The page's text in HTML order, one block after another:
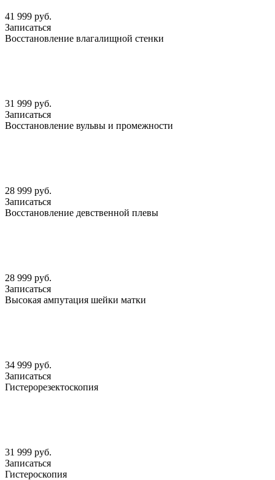
41 999 руб.
Записаться
Восстановление влагалищной стенки
31 999 руб.
Записаться
Восстановление вульвы и промежности
28 999 руб.
Записаться
Восстановление девственной плевы
28 999 руб.
Записаться
Высокая ампутация шейки матки
34 999 руб.
Записаться
Гистерорезектоскопия
31 999 руб.
Записаться
Гистероскопия